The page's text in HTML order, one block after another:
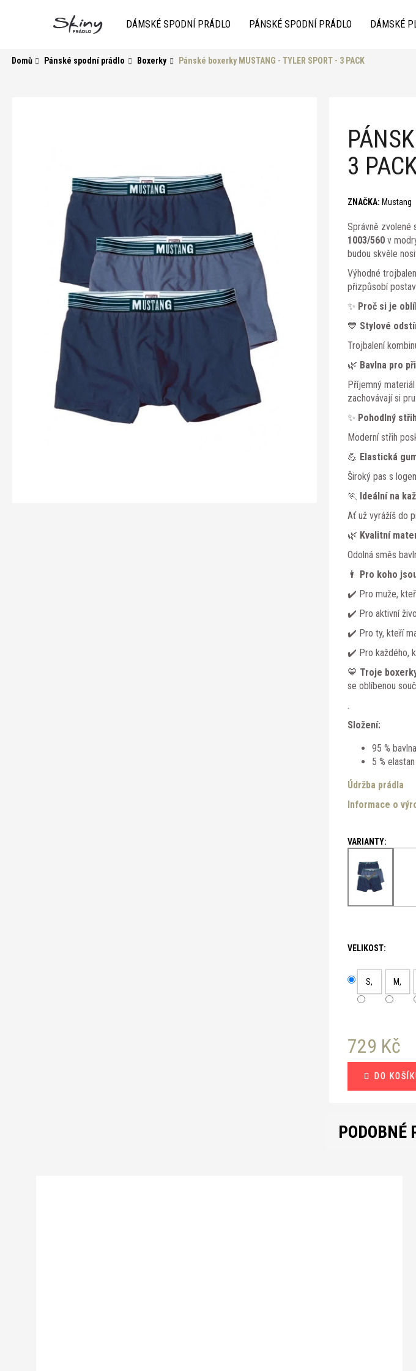
DÁMSKÉ SPODNÍ PRÁDLO PÁNSKÉ SPODNÍ PRÁDLO DÁMSKÉ
Domů Pánské spodní prádlo Boxerky Pánské boxerky MUSTANG - TYLER SPORT - 3 PACK
3
VELIKOST:
S, M,
729 Kč
cena:
DO
ZNAČKA: Mustang
Správně zvolené
1003/560v
budou skvěle
Výhodné
přizpůsobí
✨ Proč si je
💙 Stylové
Trojbalení
🌿 Bavlna pro
Příjemný
zachovávají si
✨ Pohodlný
Moderní střih
💪 Elastická
Široký pas s
🏃 Ideální na
Ať už vyrážíš do
🌿 Kvalitní
Odolná směs
👨 Pro koho
✔️ Pro muže,
✔️ Pro aktivní
✔️ Pro ty, kteří
✔️ Pro každého,
💙 Troje
se oblíbenou
Složení:
95 % bavlna
5 % elastan
Údržba prádla
Informace o
PODOBNÉ
Zpět
obchodu
Zpětdo
Doporučujeme